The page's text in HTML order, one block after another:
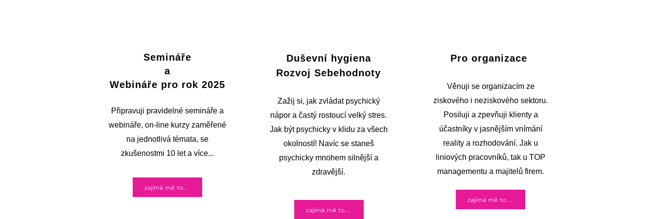
Semináře
a
Webináře pro rok 2025
Připravuji pravidelné semináře a
webináře, on-line kurzy zaměřené
na jednotlivá témata, se
zkušenostmi 10 let a více...
zajímá mě to...
Duševní hygiena
Rozvoj Sebehodnoty
Zažij si, jak zvládat psychický
nápor a častý rostoucí velký stres.
Jak být psychicky v klidu za všech
okolností! Navíc se staneš
psychicky mnohem silnější a
zdravější.
zajímá mě to...
Pro organizace
Věnuji se organizacím ze
ziskového i neziskového sektoru.
Posiluji a zpevňuji klienty a
účastníky v jasnějším vnímání
reality a rozhodování. Jak u
liniových pracovníků, tak u TOP
managementu a majitelů firem.
zajímá mě to...